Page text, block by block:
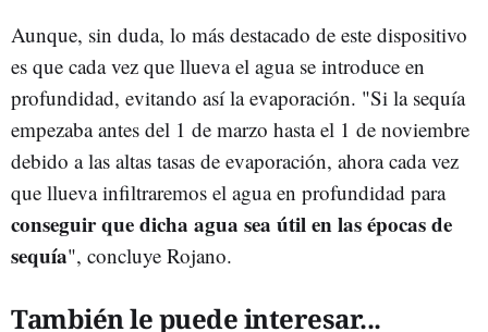
Aunque, sin duda, lo más destacado de este dispositivo
es que cada vez que llueva el agua se introduce en
profundidad, evitando así la evaporación. "Si la sequía
empezaba antes del 1 de marzo hasta el 1 de noviembre
debido a las altas tasas de evaporación, ahora cada vez
que llueva infiltraremos el agua en profundidad para
conseguir que dicha agua sea útil en las épocas de
sequía", concluye Rojano.
También le puede interesar...